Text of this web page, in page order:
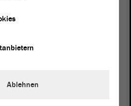
Bildungsziel. Sie ist eine der
aufgrund dieser
Ablehnen